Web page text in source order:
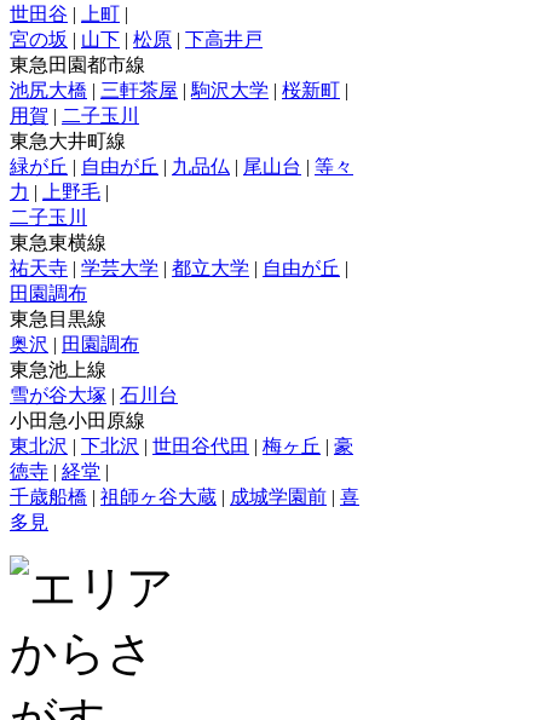
世田谷 | 上町 |
宮の坂 | 山下 | 松原 | 下高井戸
東急田園都市線
池尻大橋 | 三軒茶屋 | 駒沢大学 | 桜新町 |
用賀 | 二子玉川
東急大井町線
緑が丘 | 自由が丘 | 九品仏 | 尾山台 | 等々
力 | 上野毛 |
二子玉川
東急東横線
祐天寺 | 学芸大学 | 都立大学 | 自由が丘 |
田園調布
東急目黒線
奥沢 | 田園調布
東急池上線
雪が谷大塚 | 石川台
小田急小田原線
東北沢 | 下北沢 | 世田谷代田 | 梅ヶ丘 | 豪
徳寺 | 経堂 |
千歳船橋 | 祖師ヶ谷大蔵 | 成城学園前 | 喜
多見